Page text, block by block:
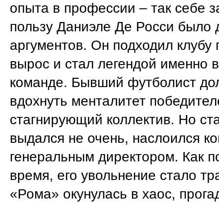
опыта в профессии – так себе
пользу Даниэле Де Росси было
аргументов. Он подходил клубу
вырос и стал легендой именно
команде. Бывший футболист
вдохнуть менталитет
стагнирующий коллектив. Но
выдался не очень, наслоился
генеральным директором. Как
время, его увольнение стало
«Рома» окунулась в хаос,